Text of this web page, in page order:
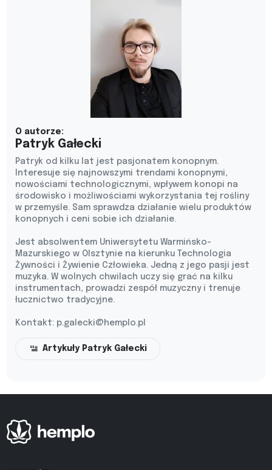
O autorze:
Patryk Gałecki
Patryk od kilku lat jest pasjonatem konopnym.
Interesuje się najnowszymi trendami konopnymi,
nowościami technologicznymi, wpływem konopi na
środowisko i możliwościami wykorzystania tej rośliny
w przemyśle. Sam sprawdza działanie wielu produktów
konopnych i ceni sobie ich działanie.
Jest absolwentem Uniwersytetu Warmińsko-
Mazurskiego w Olsztynie na kierunku Technologia
Żywności i Żywienie Człowieka. Jedną z jego pasji jest
muzyka. W wolnych chwilach uczy się grać na kilku
instrumentach, prowadzi zespół muzyczny i trenuje
łucznictwo tradycyjne.
Kontakt: p.galecki@hemplo.pl
Artykuły Patryk Gałecki